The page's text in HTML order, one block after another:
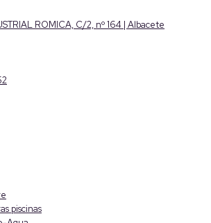
ROMICA, C/2, nº 164 | Albacete
piscinas